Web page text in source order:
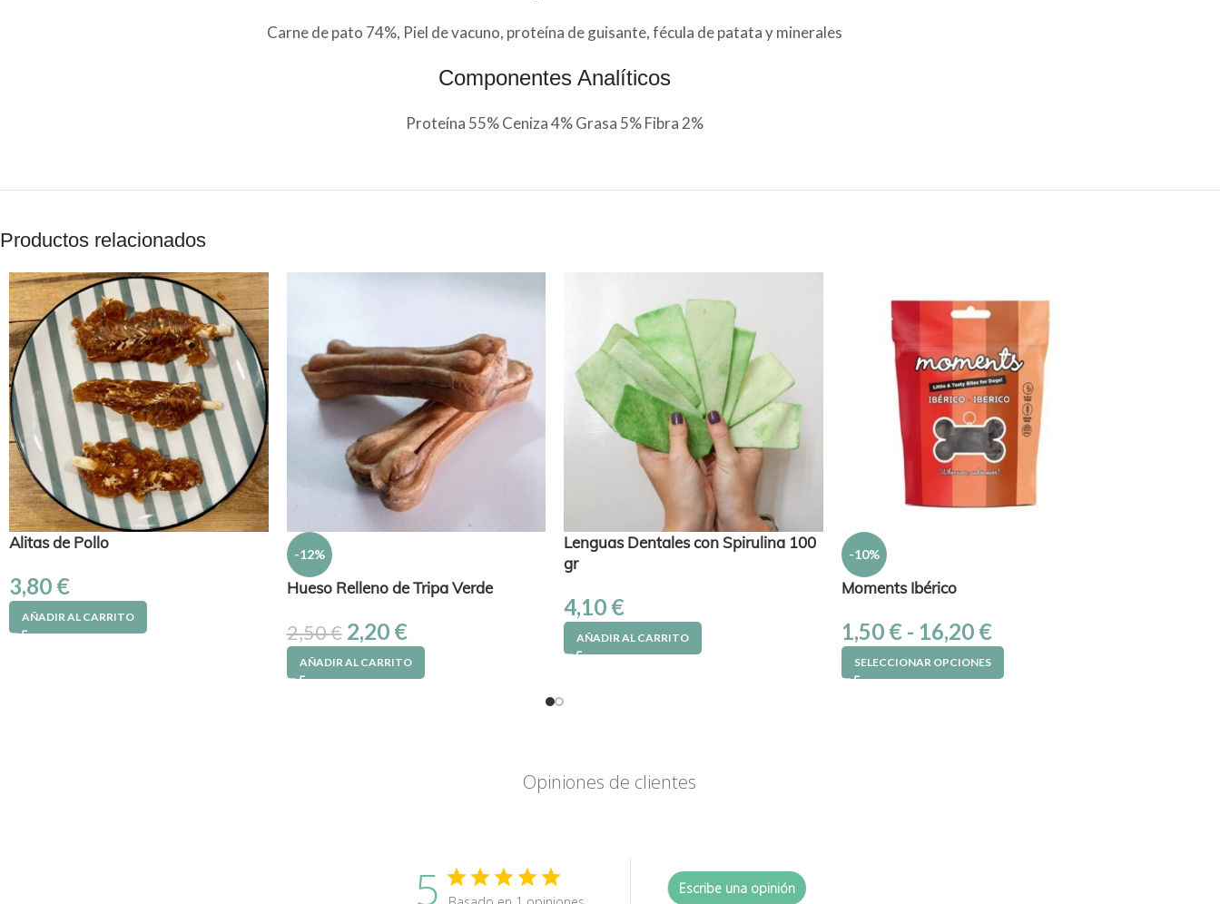
Carne de pato 74%, Piel de vacuno, proteína de guisante, fécula de patata y minerales
Componentes Analíticos
Proteína 55% Ceniza 4% Grasa 5% Fibra 2%
Productos relacionados
Alitas de Pollo
3,80 €
AÑADIR AL CARRITO
-12%
Hueso Relleno de Tripa Verde
2,50€ 2,20 €
AÑADIR AL CARRITO
Lenguas Dentales con Spirulina 100
gr
4,10 €
AÑADIR AL CARRITO
-10%
Moments Ibérico
1,50 € - 16,20 €
SELECCIONAR OPCIONES
Opiniones de clientes
5 Escribe una opinión